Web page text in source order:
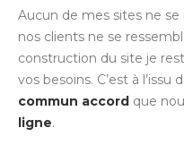
Aucun de mes sites ne
nos clients ne se
construction du site je
vos besoins. C’est à l’issu
commun accord que
ligne.